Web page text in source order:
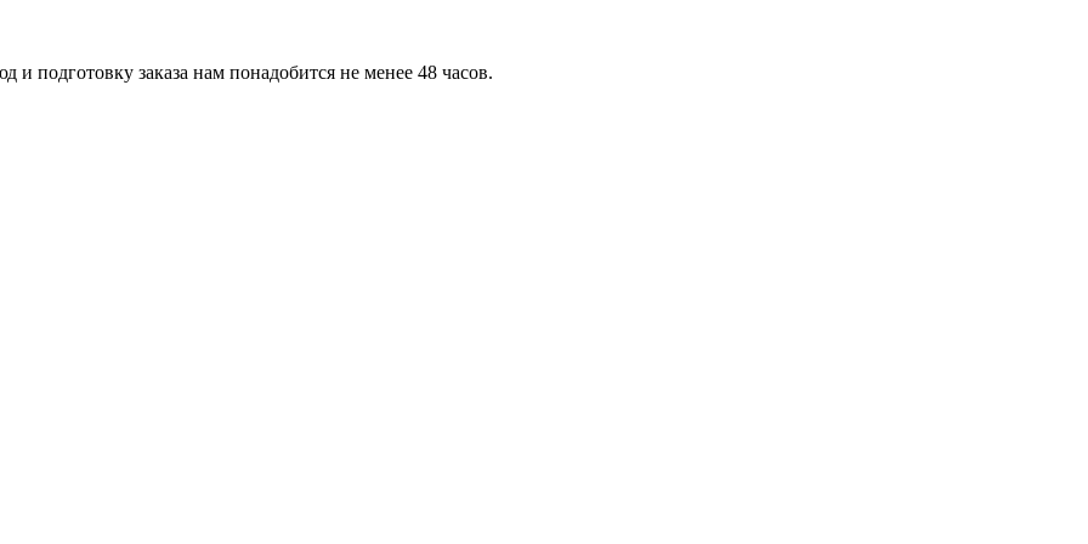
и подготовку заказа нам понадобится не менее 48 часов.